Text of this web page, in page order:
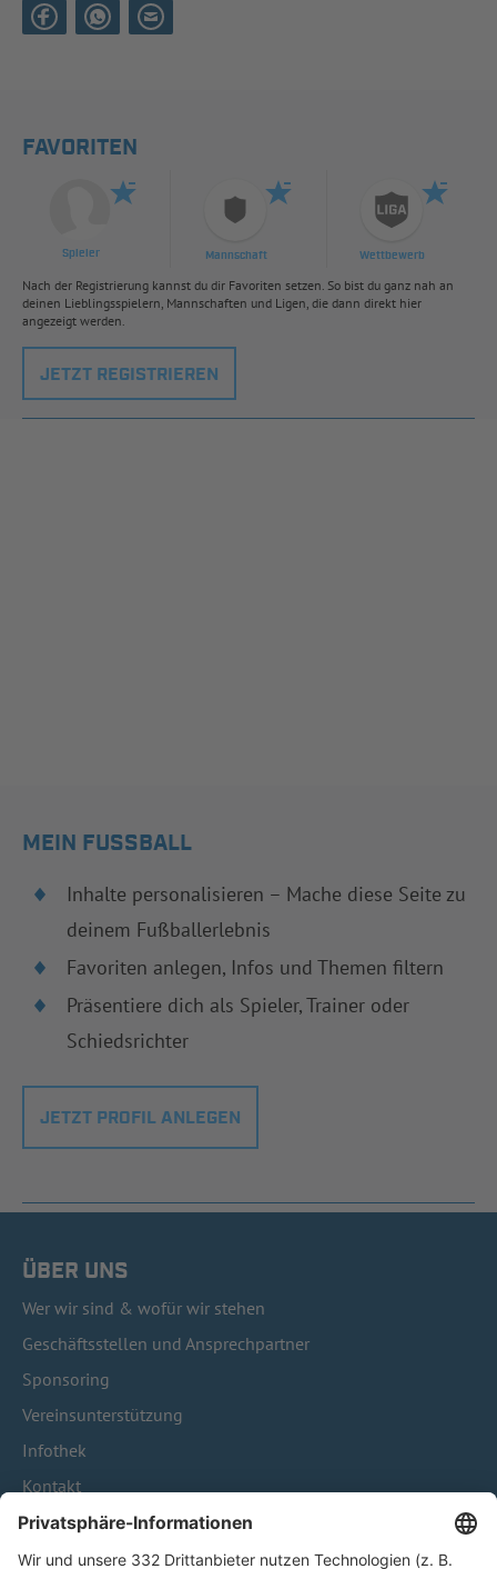
FAVORITEN
Spieler Mannschaft Wettbewerb
Nach der Registrierung kannst du dir Favoriten setzen. So bist du ganz nah an
deinen Lieblingsspielern, Mannschaften und Ligen, die dann direkt hier
angezeigt werden.
JETZT REGISTRIEREN
MEIN FUSSBALL
Inhalte personalisieren – Mache diese Seite zu
deinem Fußballerlebnis
Favoriten anlegen, Infos und Themen filtern
Präsentiere dich als Spieler, Trainer oder
Schiedsrichter
JETZT PROFIL ANLEGEN
ÜBER UNS
Wer wir sind & wofür wir stehen
Geschäftsstellen und Ansprechpartner
Sponsoring
Vereinsunterstützung
Infothek
Kontakt
HÄUFIG BESUCHTE SEITEN